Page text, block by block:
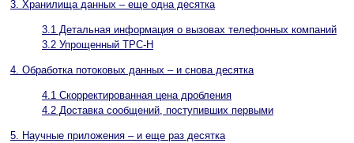
3. Хранилища данных – еще одна десятка
3.1 Детальная информация о вызовах телефонных компаний
3.2 Упрощенный TPC-H
4. Обработка потоковых данных – и снова десятка
4.1 Скорректированная цена дробления
4.2 Доставка сообщений, поступивших первыми
5. Научные приложения – и еще раз десятка